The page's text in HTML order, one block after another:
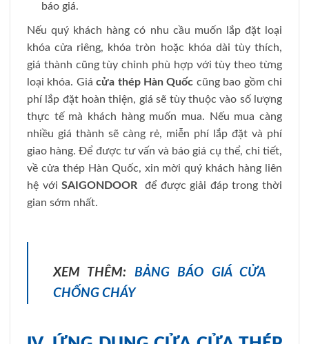
báo giá.
Nếu quý khách hàng có nhu cầu muốn lắp đặt loại
khóa cửa riêng, khóa tròn hoặc khóa dài tùy thích,
giá thành cũng tùy chỉnh phù hợp với tùy theo từng
loại khóa. Giácửa thép Hàn Quốc cũng bao gồm chi
phí lắp đặt hoàn thiện, giá sẽ tùy thuộc vào số lượng
thực tế mà khách hàng muốn mua. Nếu mua càng
nhiều giá thành sẽ càng rẻ, miễn phí lắp đặt và phí
giao hàng. Để được tư vấn và báo giá cụ thể, chi tiết,
về cửa thép Hàn Quốc, xin mời quý khách hàng liên
hệ vớiSAIGONDOOR để được giải đáp trong thời
gian sớm nhất.
XEM THÊM:
BẢNG BÁO GIÁ CỬA
CHỐNG CHÁY